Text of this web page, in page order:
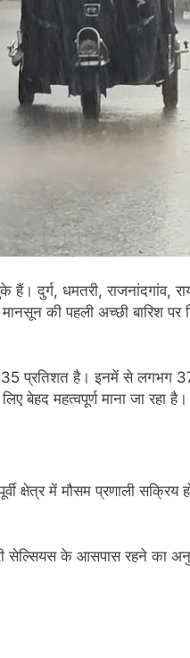
धमतरी, राजनांदगांव,
की पहली अच्छी बारिश पर
प्रतिशत है। इनमें से लगभग
बेहद महत्वपूर्ण माना जा रहा है।
क्षेत्र में मौसम प्रणाली
के आसपास रहने का